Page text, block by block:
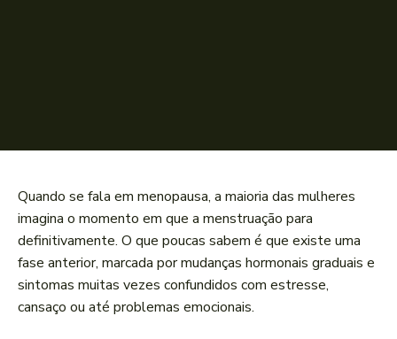
Quando se fala em menopausa, a maioria das mulheres
imagina o momento em que a menstruação para
definitivamente. O que poucas sabem é que existe uma
fase anterior, marcada por mudanças hormonais graduais e
sintomas muitas vezes confundidos com estresse,
cansaço ou até problemas emocionais.